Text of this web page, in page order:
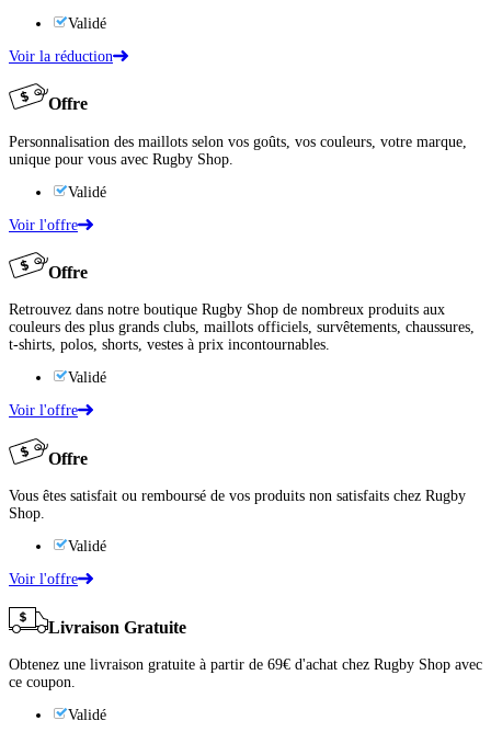
Validé
Voir la réduction
Offre
Personnalisation des maillots selon vos goûts, vos couleurs, votre marque,
unique pour vous avec Rugby Shop.
Validé
Voir l'offre
Offre
Retrouvez dans notre boutique Rugby Shop de nombreux produits aux
couleurs des plus grands clubs, maillots officiels, survêtements, chaussures,
t-shirts, polos, shorts, vestes à prix incontournables.
Validé
Voir l'offre
Offre
Vous êtes satisfait ou remboursé de vos produits non satisfaits chez Rugby
Shop.
Validé
Voir l'offre
Livraison Gratuite
Obtenez une livraison gratuite à partir de 69€ d'achat chez Rugby Shop avec
ce coupon.
Validé